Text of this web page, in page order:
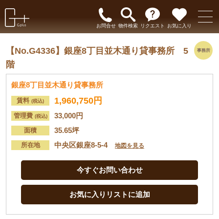
お問合せ 物件検索 リクエスト お気に入り
【No.G4336】 銀座8丁目並木通り貸事務所 5
階
事務所
銀座8丁目並木通り貸事務所
賃料 (税込) 1,960,750円
管理費 (税込) 33,000円
面積 35.65坪
所在地 中央区銀座8-5-4 地図を見る
今すぐお問い合わせ
お気に入りリストに追加